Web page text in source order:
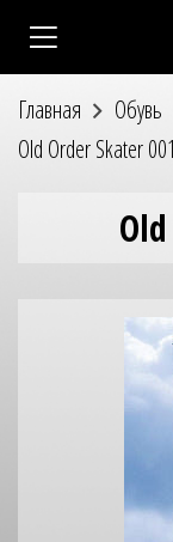
Главная Обувь
Old Order Skater 001